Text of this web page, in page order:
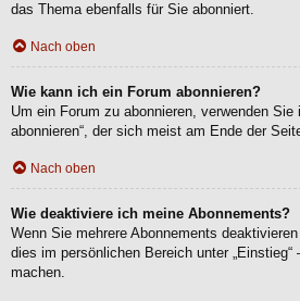
das Thema ebenfalls für Sie abonniert.
Nach oben
Wie kann ich ein Forum abonnieren?
Um ein Forum zu abonnieren, verwenden Sie
abonnieren“, der sich meist am Ende der
Nach oben
Wie deaktiviere ich meine Abonnements?
Wenn Sie mehrere Abonnements
dies im persönlichen Bereich unter „Einstieg“
machen.